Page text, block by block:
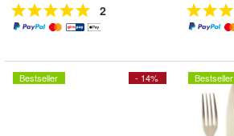
2
- 14%
Bestseller Bestseller